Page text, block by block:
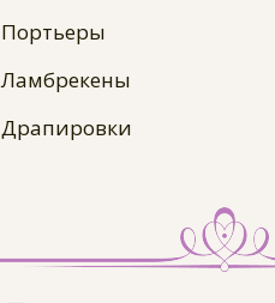
Портьеры
Ламбрекены
Драпировки